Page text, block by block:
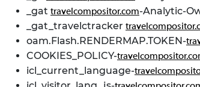
_gat travelcompositor.com-Analytic-
_gat_travelctracker
oam.Flash.RENDERMAP.TOKEN-
COOKIES_POLICY-
icl_current_language-